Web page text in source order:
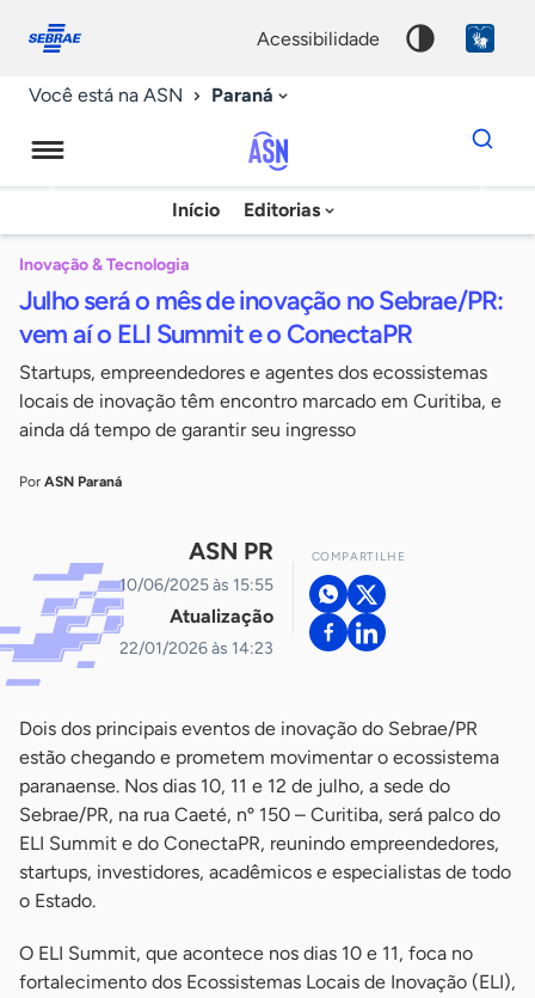
conosco
acessibilidade
Você está na ASN Paraná
Agência
Sebrae
Notícias
Início Editorias
Dados
para
chave
Inovação & Tecnologia
Julho será o mês de inovação no Sebrae/PR:
vem aí o ELI Summit e o ConectaPR
Startups, empreendedores e agentes dos ecossistemas
locais de inovação têm encontro marcado em Curitiba, e
ainda dá tempo de garantir seu ingresso
Por ASN Paraná
ASN PR
10/06/2025 às 15:55
Atualização
22/01/2026 às 14:23
COMPARTILHE
Dois dos principais eventos de inovação do Sebrae/PR
estão chegando e prometem movimentar o ecossistema
paranaense. Nos dias 10, 11 e 12 de julho, a sede do
Sebrae/PR, na rua Caeté, nº 150 – Curitiba, será palco do
ELI Summit e do ConectaPR, reunindo empreendedores,
startups, investidores, acadêmicos e especialistas de todo
o Estado.
O ELI Summit, que acontece nos dias 10 e 11, foca no
fortalecimento dos Ecossistemas Locais de Inovação (ELI),